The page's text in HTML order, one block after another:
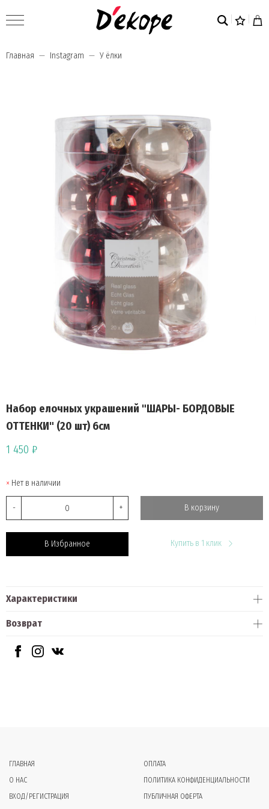
Главная Instagram У ёлки
Набор елочных украшений "ШАРЫ- БОРДОВЫЕ
ОТТЕНКИ" (20 шт) 6см
1 450 ₽
Нет в наличии
- + В корзину
В Избранное Купить в 1 клик
Характеристики
Возврат
ГЛАВНАЯ
О НАС
ВХОД/РЕГИСТРАЦИЯ
ОПЛАТА
ПОЛИТИКА КОНФИДЕНЦИАЛЬНОСТИ
ПУБЛИЧНАЯ ОФЕРТА